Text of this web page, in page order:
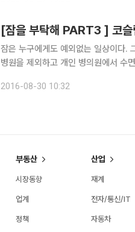
[잠을 부탁해 PART3 ] 코슬
잠은 누구에게도 예외없는 일상이다.
병원을 제외하고 개인 병의원에서 수
료할 수 있는 개인 병의원은 한 손으
2016-08-30 10:32
부동산
시장동향
업계
정책
산업
재계
전자/통신/IT
자동차